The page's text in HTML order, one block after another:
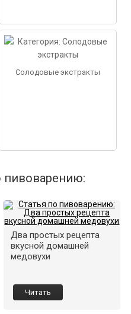
Солодовые экстракты
пивоварению:
Два простых рецепта
вкусной домашней
медовухи
Читать